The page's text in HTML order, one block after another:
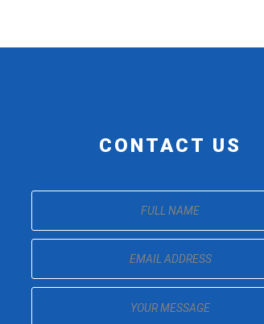
CONTACT US